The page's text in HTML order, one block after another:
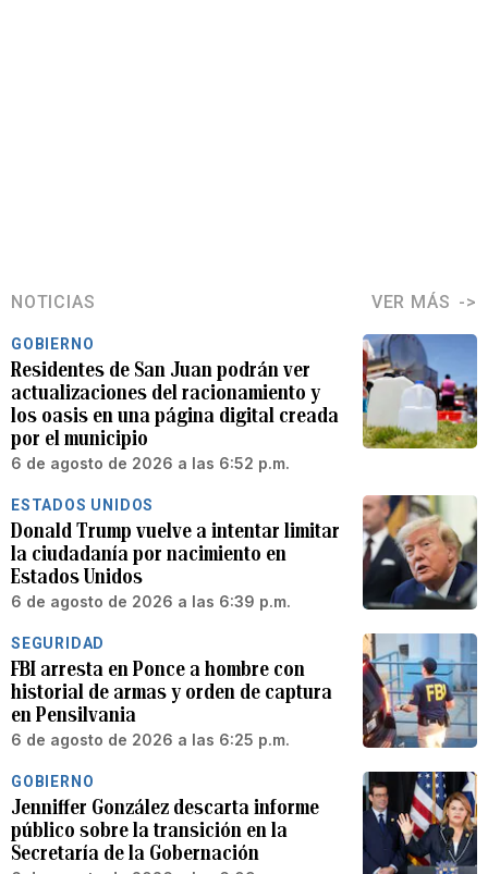
NOTICIAS VER MÁS
GOBIERNO
Residentes de San Juan podrán ver
actualizaciones del racionamiento y
los oasis en una página digital creada
por el municipio
6 de agosto de 2026 a las 6:52 p.m.
ESTADOS UNIDOS
Donald Trump vuelve a intentar limitar
la ciudadanía por nacimiento en
Estados Unidos
6 de agosto de 2026 a las 6:39 p.m.
SEGURIDAD
FBI arresta en Ponce a hombre con
historial de armas y orden de captura
en Pensilvania
6 de agosto de 2026 a las 6:25 p.m.
GOBIERNO
Jenniffer González descarta informe
público sobre la transición en la
Secretaría de la Gobernación